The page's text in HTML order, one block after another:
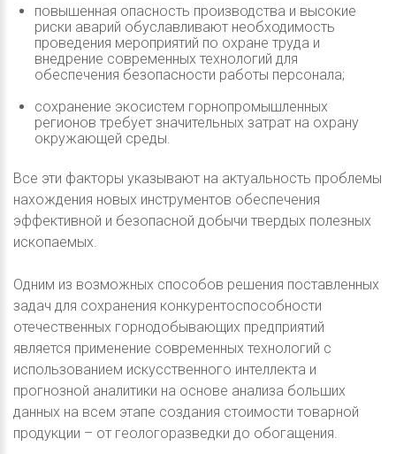
повышенная опасность производства и высокие
риски аварий обуславливают необходимость
проведения мероприятий по охране труда и
внедрение современных технологий для
обеспечения безопасности работы персонала;
сохранение экосистем горнопромышленных
регионов требует значительных затрат на охрану
окружающей среды.
Все эти факторы указывают на актуальность проблемы
нахождения новых инструментов обеспечения
эффективной и безопасной добычи твердых полезных
ископаемых.
Одним из возможных способов решения поставленных
задач для сохранения конкурентоспособности
отечественных горнодобывающих предприятий
является применение современных технологий с
использованием искусственного интеллекта и
прогнозной аналитики на основе анализа больших
данных на всем этапе создания стоимости товарной
продукции – от геологоразведки до обогащения.